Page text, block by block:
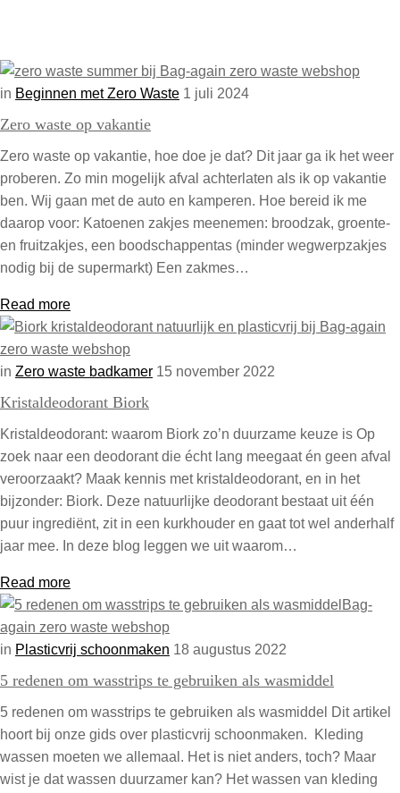
in Beginnen met Zero Waste 1 juli 2024
Zero waste op vakantie
Zero waste op vakantie, hoe doe je dat? Dit jaar ga ik het weer
proberen. Zo min mogelijk afval achterlaten als ik op vakantie
ben. Wij gaan met de auto en kamperen. Hoe bereid ik me
daarop voor: Katoenen zakjes meenemen: broodzak, groente-
en fruitzakjes, een boodschappentas (minder wegwerpzakjes
nodig bij de supermarkt) Een zakmes…
Read more
in Zero waste badkamer 15 november 2022
Kristaldeodorant Biork
Kristaldeodorant: waarom Biork zo’n duurzame keuze is Op
zoek naar een deodorant die écht lang meegaat én geen afval
veroorzaakt? Maak kennis met kristaldeodorant, en in het
bijzonder: Biork. Deze natuurlijke deodorant bestaat uit één
puur ingrediënt, zit in een kurkhouder en gaat tot wel anderhalf
jaar mee. In deze blog leggen we uit waarom…
Read more
in Plasticvrij schoonmaken 18 augustus 2022
5 redenen om wasstrips te gebruiken als wasmiddel
5 redenen om wasstrips te gebruiken als wasmiddel Dit artikel
hoort bij onze gids over plasticvrij schoonmaken. Kleding
wassen moeten we allemaal. Het is niet anders, toch? Maar
wist je dat wassen duurzamer kan? Het wassen van kleding